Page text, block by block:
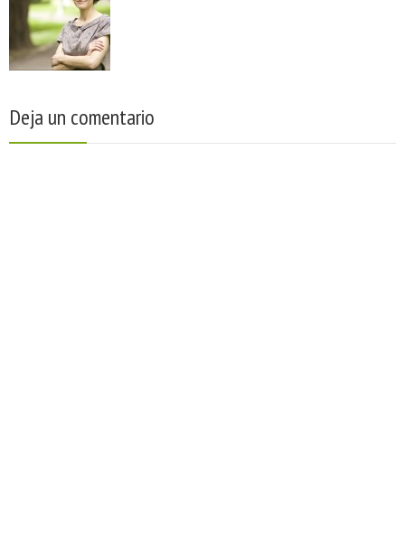
Deja un comentario